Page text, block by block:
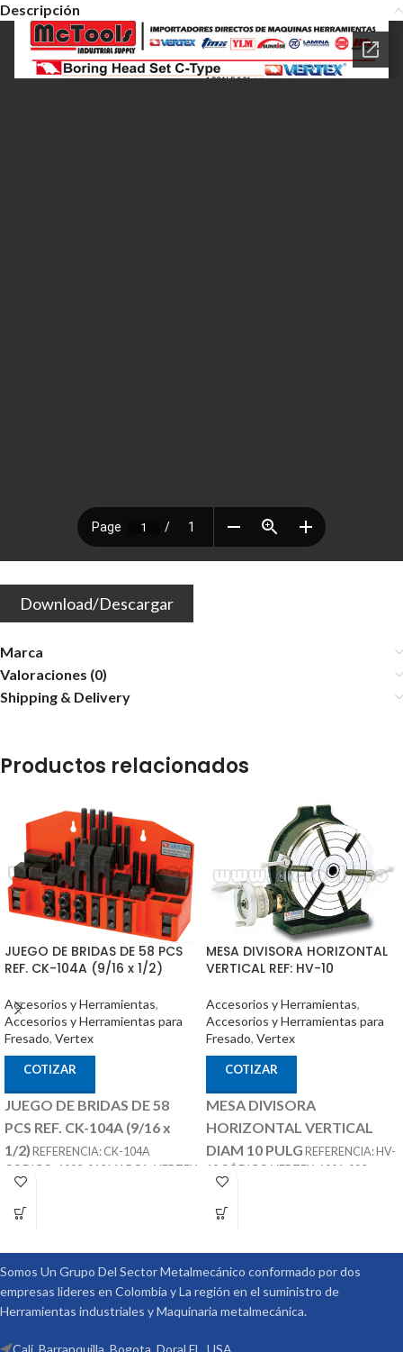
Descripción
Download/Descargar
Marca
Valoraciones (0)
Shipping & Delivery
Productos relacionados
JUEGO DE BRIDAS DE 58 PCS
REF. CK-104A (9/16 x 1/2)
Accesorios y Herramientas,
Accesorios y Herramientas para
Fresado, Vertex
COTIZAR
JUEGO DE BRIDAS DE 58
PCS REF. CK-104A (9/16 x
1/2) REFERENCIA: CK-104A
CODIGO: 1003-012 MARCA: VERTEX
SE COMPONES DE 58 PIEZAS T SLOT
DE 9/16 TORNILLO DE 1/2
MESA DIVISORA HORIZONTAL
VERTICAL REF: HV-10
Accesorios y Herramientas,
Accesorios y Herramientas para
Fresado, Vertex
COTIZAR
MESA DIVISORA
HORIZONTAL VERTICAL
DIAM 10 PULG REFERENCIA: HV-
10 CÓDIGO VERTEX: 1001-003
MARCA: VERTEX
OPCIONALES:
DP-3
Somos Un Grupo Del Sector Metalmecánico conformado por dos
empresas lideres en Colombia y La región en el suministro de
Herramientas industriales y Maquinaria metalmecánica.